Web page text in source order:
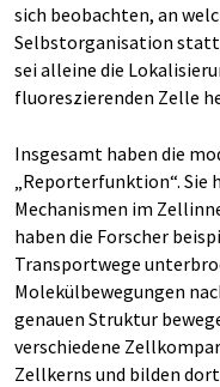
sich beobachten, an
Selbstorganisation
sei alleine die
fluoreszierenden Zelle
Insgesamt haben die
„Reporterfunktion“.
Mechanismen im
haben die Forscher
Transportwege
Molekülbewegungen
genauen Struktur
verschiedene
Zellkerns und bilden